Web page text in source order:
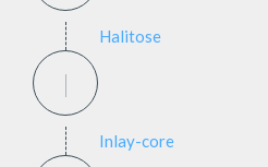
Halitose
I
Inlay-core